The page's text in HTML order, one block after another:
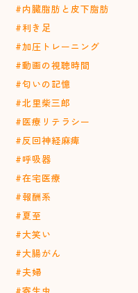
#内臓脂肪と皮下脂肪
#利き足
#加圧トレーニング
#動画の視聴時間
#匂いの記憶
#北里柴三郎
#医療リテラシー
#反回神経麻痺
#呼吸器
#在宅医療
#報酬系
#夏至
#大笑い
#大腸がん
#夫婦